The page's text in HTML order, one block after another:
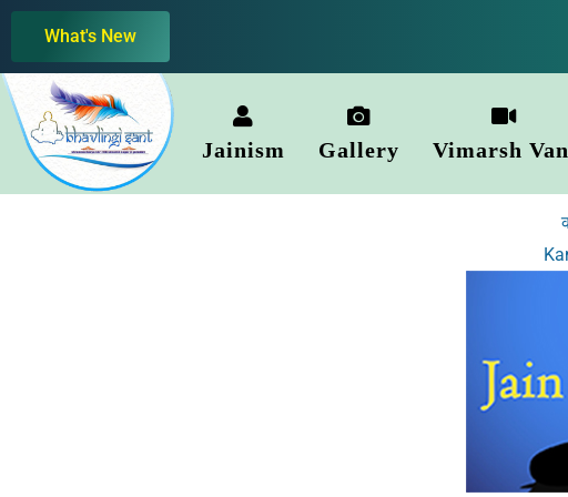
Skip
content
What's New
Jainism Gallery Vimarsh